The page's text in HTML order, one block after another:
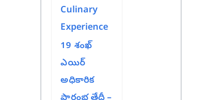
Culinary
Experience
19 శంఖ్
ఎయిర్
అధికారిక